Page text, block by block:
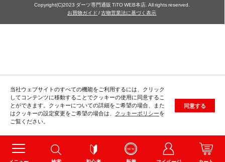
当社ウェブサイトのすべての機能をご利用するには、クリック
してコンテンツに移動することでクッキーの使用に同意するこ
とができます。クッキーについての詳細をご希望の場合、また
はクッキーの設定変更をご希望の場合は、 クッキーポリシーを
ご覧ください。
同意する
Copyright(C)2023 ダーツ専門通販 TiTO WEB本店. All rights reserved.
お買物ガイド /古物営業法に基づく表示